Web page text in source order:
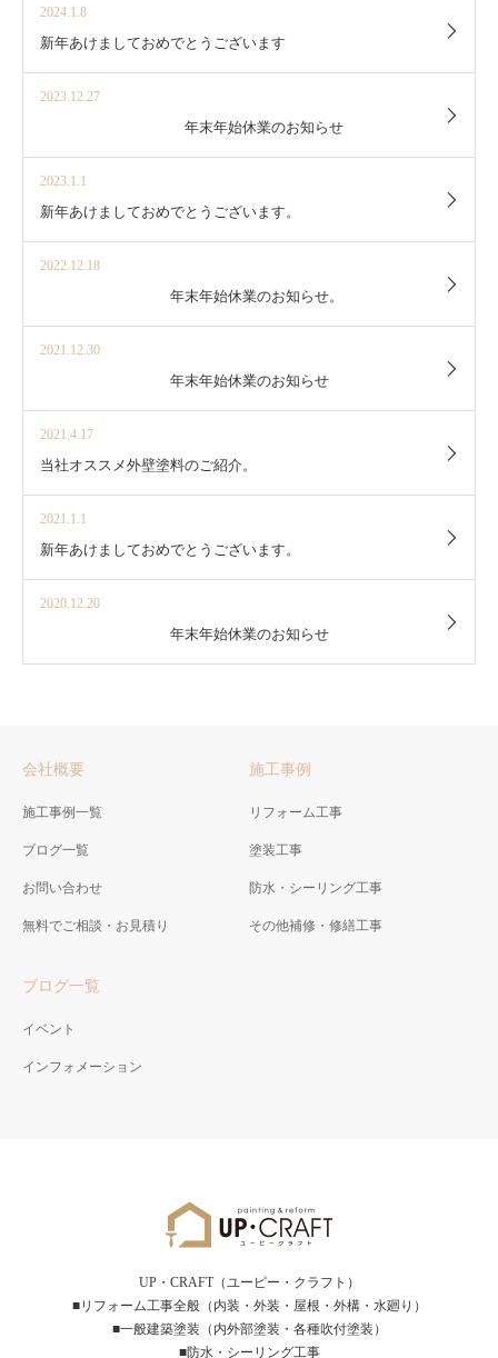
2024.1.8
新年あけましておめでとうございます
2023.12.27
年末年始休業のお知らせ
2023.1.1
新年あけましておめでとうございます。
2022.12.18
年末年始休業のお知らせ。
2021.12.30
年末年始休業のお知らせ
2021.4.17
当社オススメ外壁塗料のご紹介。
2021.1.1
新年あけましておめでとうございます。
2020.12.20
年末年始休業のお知らせ
会社概要
施工事例一覧
ブログ一覧
お問い合わせ
無料でご相談・お見積り
施工事例
リフォーム工事
塗装工事
防水・シーリング工事
その他補修・修繕工事
ブログ一覧
イベント
インフォメーション
UP・CRAFT（ユーピー・クラフト）
■リフォーム工事全般（内装・外装・屋根・外構・水廻り）
■一般建築塗装（内外部塗装・各種吹付塗装）
■防水・シーリング工事